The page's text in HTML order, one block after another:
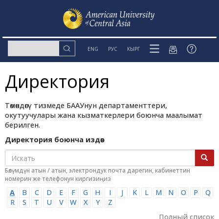
ENG РУС КЫРГ
Директория
Төмөндөгү тизмеде БААУнун департаменттери,
окутуучулары жана кызматкерлери боюнча маалымат
берилген.
Директория боюнча издөө:
Бөлүмдүн атын / атын, электрондук почта дарегин, кабинеттин
номерин же телефонун киргизиңиз
A B C D E F G H I J K L M N O P
Q
R
S T U V W X Y
Z
Полный список